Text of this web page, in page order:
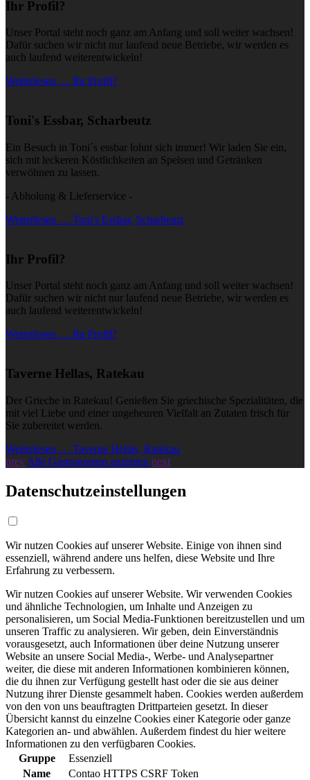
Ihr Profil?
Unser Portal steht noch ganz am Anfang und soll weiter wachsen!
Dafür suchen wir nicht nur laufend neue Betriebe, wir werden es
auch laufend weiterentwickeln!
Weiterlesen … Ihr Profil?
Toni's Essbar, Scharbeutz
Ein Besuch in Toni´s essbar lohnt sich immer! Wir laden Sie ein,
sich mit leckeren Köstlichkeiten an Speisen und Getränken
verwöhnen zu lassen.
- Abholung & Lieferservice -
Weiterlesen … Toni's Essbar, Scharbeutz
Ihr Profil?
Unser Portal steht noch ganz am Anfang und soll weiter wachsen!
Dafür suchen wir nicht nur laufend neue Betriebe, wir werden es
auch laufend weiterentwickeln!
Weiterlesen … Ihr Profil?
Taverne Hellas, Ratekau
Der Grieche in Ratekau! Genießen Sie griechische Spezialitäten, die
mit viel Liebe und einer ungeheuren Vielfalt an Zutaten frisch für
Sie zubereitet werden.
Weiterlesen … Taverne Hellas, Ratekau
prev Alle Gastronomen anzeigen next
Datenschutzeinstellungen
Wir nutzen Cookies auf unserer Website. Einige von ihnen sind
essenziell, während andere uns helfen, diese Website und Ihre
Erfahrung zu verbessern.
Wir nutzen Cookies auf unserer Website. Wir verwenden Cookies
und ähnliche Technologien, um Inhalte und Anzeigen zu
personalisieren, um Social Media-Funktionen bereitzustellen und um
unseren Traffic zu analysieren. Wir geben, dein Einverständnis
vorausgesetzt, auch Informationen über deine Nutzung unserer
Website an unsere Social Media-, Werbe- und Analysepartner
weiter, die diese mit anderen Informationen kombinieren können,
die du ihnen zur Verfügung gestellt hast oder die sie aus deiner
Nutzung ihrer Dienste gesammelt haben. Cookies werden außerdem
von den von uns beauftragten Drittparteien gesetzt. In dieser
Übersicht kannst du einzelne Cookies einer Kategorie oder ganze
Kategorien an- und abwählen. Außerdem findest du hier weitere
Informationen zu den verfügbaren Cookies.
Gruppe
Essenziell
Name
Contao HTTPS CSRF Token